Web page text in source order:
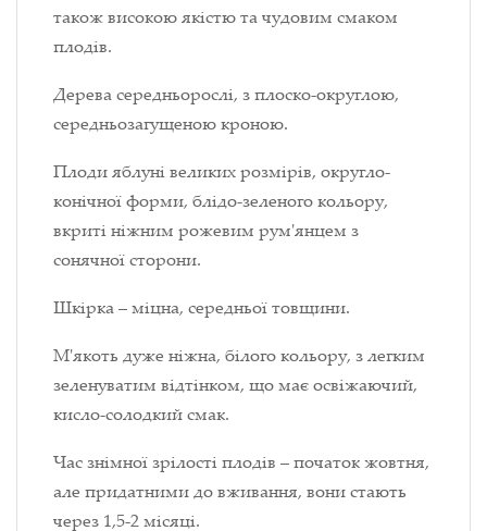
також високою якістю та чудовим смаком
плодів.
Дерева середньорослі, з плоско-округлою,
середньозагущеною кроною.
Плоди яблуні великих розмірів, округло-
конічної форми, блідо-зеленого кольору,
вкриті ніжним рожевим рум'янцем з
сонячної сторони.
Шкірка – міцна, середньої товщини.
М'якоть дуже ніжна, білого кольору, з легким
зеленуватим відтінком, що має освіжаючий,
кисло-солодкий смак.
Час знімної зрілості плодів – початок жовтня,
але придатними до вживання, вони стають
через 1,5-2 місяці.